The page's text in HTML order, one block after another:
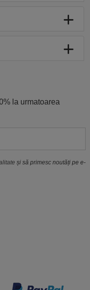
la urmatoarea
și să primesc noutăți pe e-